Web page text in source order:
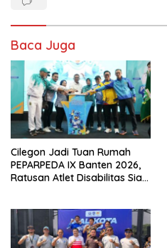
Baca Juga
Cilegon Jadi Tuan Rumah
PEPARPEDA IX Banten 2026,
Ratusan Atlet Disabilitas Siap